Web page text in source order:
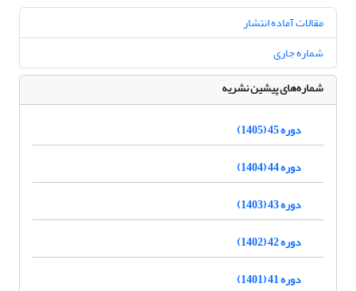
مقالات آماده انتشار
شماره جاری
شماره‌های پیشین نشریه
دوره 45 (1405)
دوره 44 (1404)
دوره 43 (1403)
دوره 42 (1402)
دوره 41 (1401)